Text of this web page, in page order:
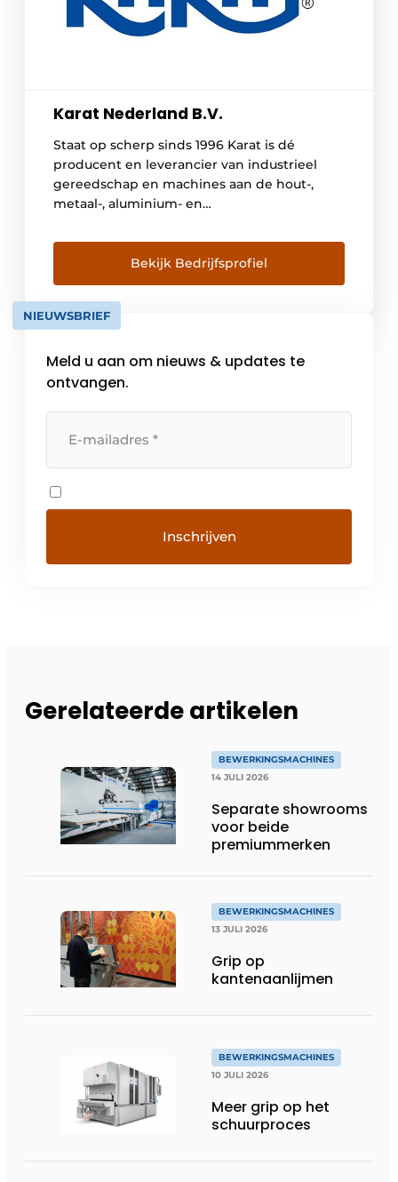
Karat Nederland B.V.
Staat op scherp sinds 1996 Karat is dé
producent en leverancier van industrieel
gereedschap en machines aan de hout-,
metaal-, aluminium- en
beschikt over een precisie slijperij waar
verspanend gereedschap wordt ontwikkeld,
geproduceerd en onderhouden. Met een
hechte groep medewerkers, meer dan 25
jaar ervaring, een modern machinepark en
Bekijk Bedrijfsprofiel
NIEUWSBRIEF
Meld u aan om nieuws & updates te
ontvangen.
Gerelateerde artikelen
BEWERKINGSMACHINES
14 JULI 2026
Separate showrooms
voor beide
premiummerken
BEWERKINGSMACHINES
13 JULI 2026
Grip op
kantenaanlijmen
BEWERKINGSMACHINES
10 JULI 2026
Meer grip op het
schuurproces